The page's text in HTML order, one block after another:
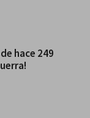
hace 249